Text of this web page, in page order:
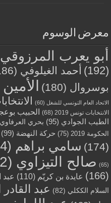
معرض الوسوم
أبو يعرب المرزوقي
(192)
أحمد الغيلوفي (186)
بوسروال (180)
الاتحاد العام التونسي للشغل (60)
الانتخابات تونس 2019 (68) الحبيب
الطيب الجوادي (95) بحري العرفاوي
الحكومة 2019
(75) حركة النهضة (99)
(174)
سامي براهم (294)
(65) صالح التيزاوي (362)
(166)
عايدة بن كريّم (110) عبد
السلام الككلي (82) عبد